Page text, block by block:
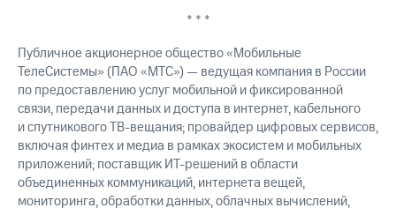
* * *
Публичное акционерное общество «Мобильные
ТелеСистемы» (ПАО «МТС») — ведущая компания в России
по предоставлению услуг мобильной и фиксированной
связи, передачи данных и доступа в интернет, кабельного
и спутникового ТВ-вещания; провайдер цифровых сервисов,
включая финтех и медиа в рамках экосистем и мобильных
приложений; поставщик ИТ-решений в области
объединенных коммуникаций, интернета вещей,
мониторинга, обработки данных, облачных вычислений,